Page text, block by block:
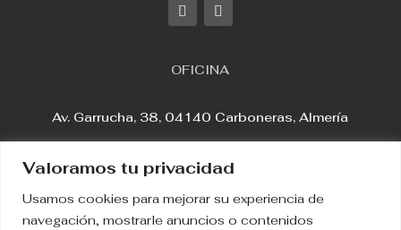
Valoramos tu privacidad
Usamos cookies para mejorar su experiencia de
navegación, mostrarle anuncios o contenidos
OFICINA
Av. Garrucha, 38, 04140 Carboneras, Almería
Aviso Legal